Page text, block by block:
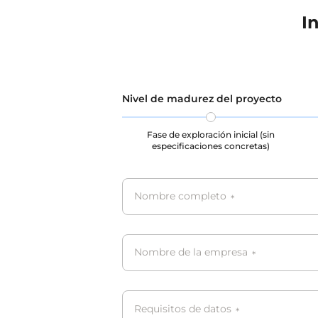
todos
Nivel de madurez del proyecto
Fase de exploración inicial (sin
especificaciones concretas)
Nombre completo *
Nombre de la empresa *
Requisitos de datos *